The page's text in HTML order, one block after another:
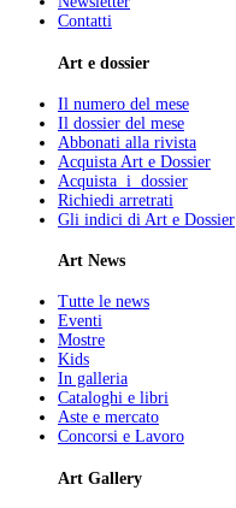
Contatti
Art e dossier
Il numero del mese
Il dossier del mese
Abbonati alla rivista
Acquista Art e Dossier
Acquista i dossier
Richiedi arretrati
Gli indici di Art e Dossier
Art News
Tutte le news
Eventi
Mostre
Kids
In galleria
Cataloghi e libri
Aste e mercato
Concorsi e Lavoro
Art Gallery